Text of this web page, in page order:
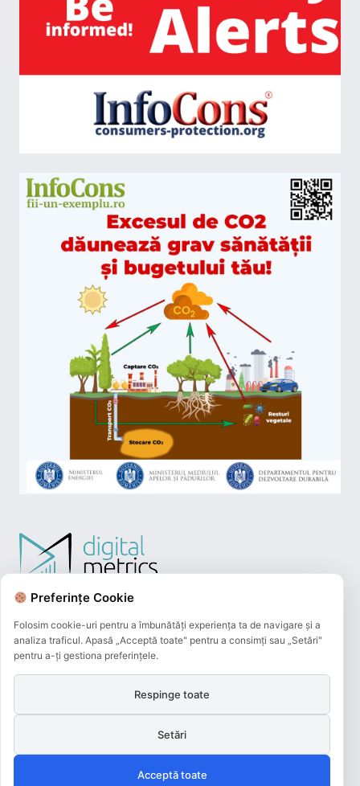
Plățile online efectuate pe acest site
sunt procesate de către Netopia Payments
și beneficiază de 3D-Secure.
Preferințe Cookie
Folosim cookie-uri pentru a îmbunătăți experiența ta de navigare și a
analiza traficul. Apasă „Acceptă toate" pentru a consimți sau „Setări"
pentru a-ți gestiona preferințele.
Respinge toate
Setări
Acceptă toate